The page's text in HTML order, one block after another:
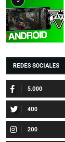
REDES SOCIALES
5.000
400
200